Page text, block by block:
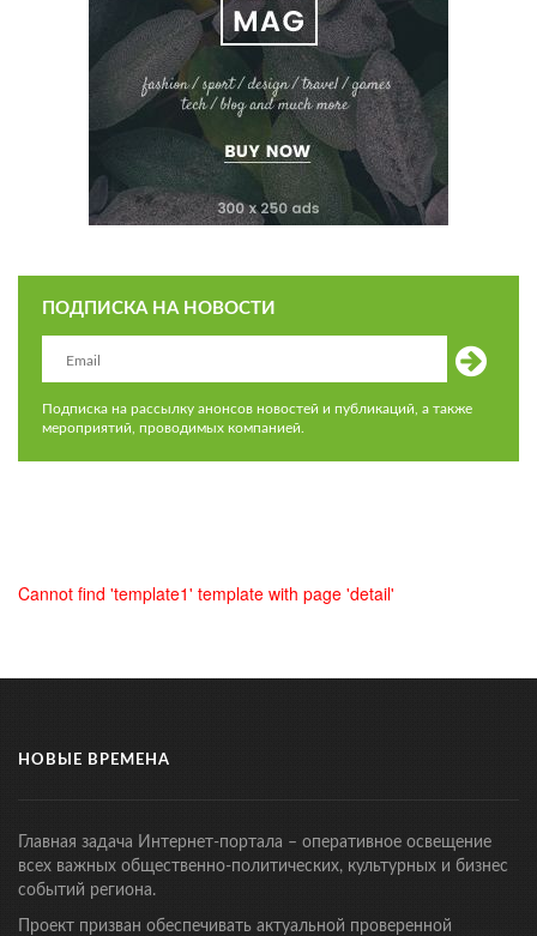
ПОДПИСКА НА НОВОСТИ
Подписка на рассылку анонсов новостей и публикаций, а также
мероприятий, проводимых компанией.
Cannot find 'template1' template with page 'detail'
НОВЫЕ ВРЕМЕНА
Главная задача Интернет-портала – оперативное освещение
всех важных общественно-политических, культурных и бизнес
событий региона.
Проект призван обеспечивать актуальной проверенной